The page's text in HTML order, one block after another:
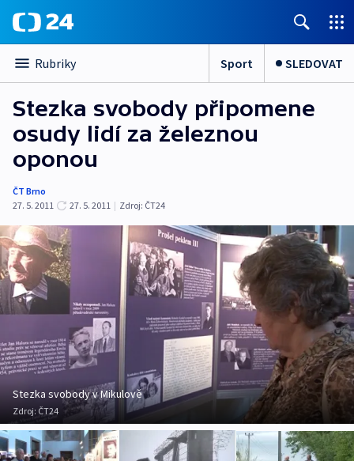
Rubriky Sport SLEDOVAT
Stezka svobody připomene
osudy lidí za železnou
oponou
ČT Brno
27. 5. 2011
27. 5. 2011 | Zdroj: ČT24
Stezka svobody v Mikulově
Zdroj: ČT24